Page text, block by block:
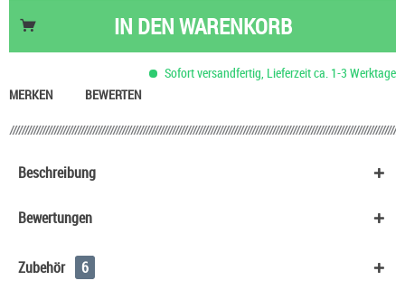
UWELL Caliburn G5 Pod Kit
59,90 €
IN DENWARENKORB
Sofort versandfertig, Lieferzeit ca. 1-3 Werktage
MERKEN
BEWERTEN
Beschreibung
Bewertungen
Zubehör 6